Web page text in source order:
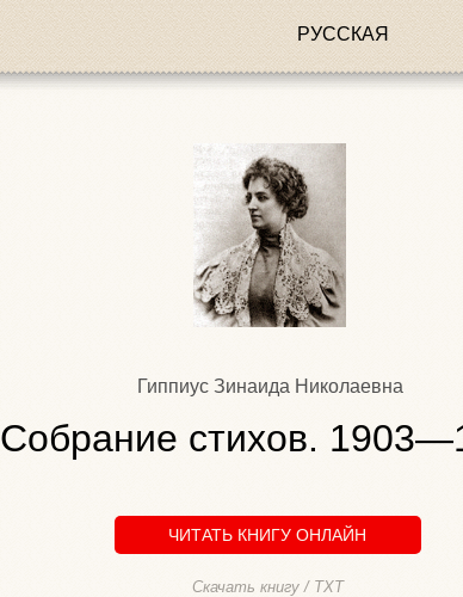
РУССКАЯ
Гиппиус Зинаида Николаевна
Собрание стихов.
ЧИТАТЬ КНИГУ ОНЛАЙН
Скачать книгу / TXT